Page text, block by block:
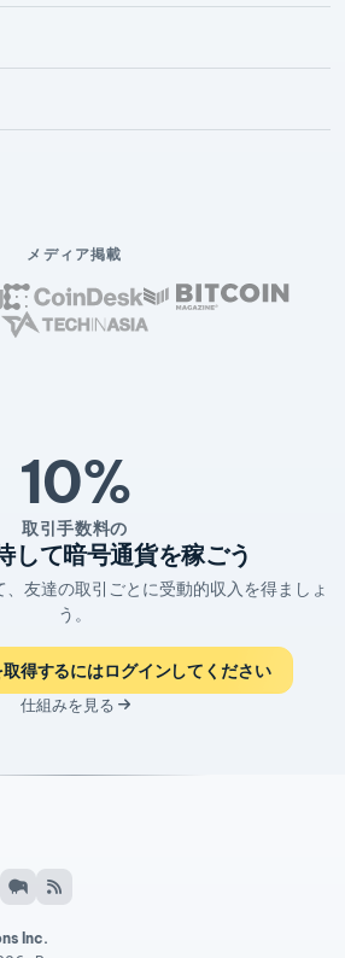
メディア掲載
10%
取引手数料の
して暗号通貨を稼ごう
友達の取引ごとに受動的収入を得ましょ
う。
得するにはログインしてください
仕組みを見る
Inc.